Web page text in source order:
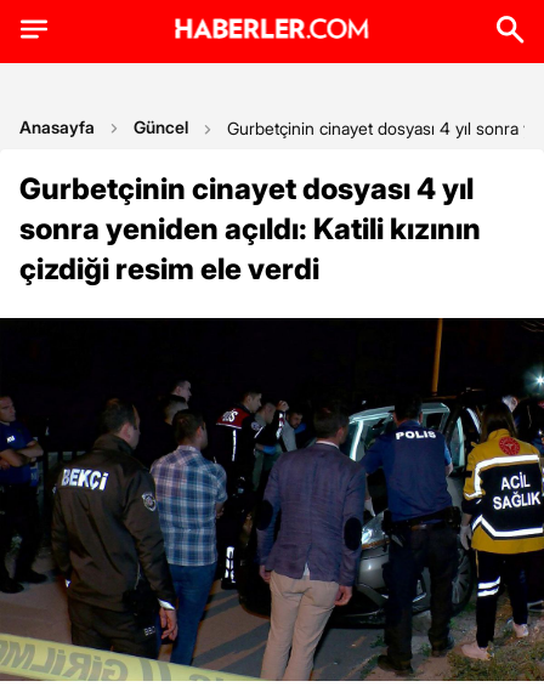
Anasayfa Güncel Gurbetçinin cinayet dosyası 4 yıl sonra
Gurbetçinin cinayet dosyası 4 yıl
sonra yeniden açıldı: Katili kızının
çizdiği resim ele verdi